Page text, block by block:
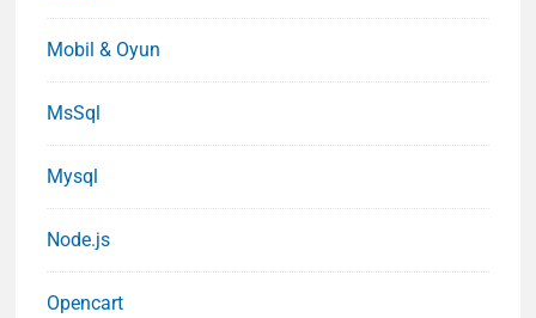
Mobil & Oyun
MsSql
Mysql
Node.js
Opencart